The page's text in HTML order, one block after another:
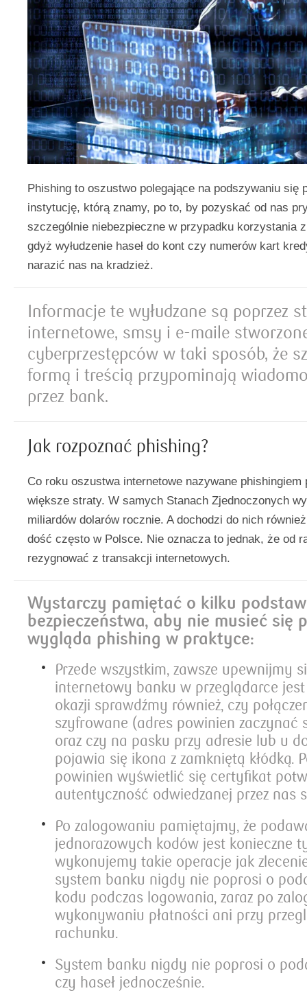
Phishing to oszustwo polegające na podszywaniu się
instytucję, którą znamy, po to, by pozyskać od nas
szczególnie niebezpieczne w przypadku korzystania
gdyż wyłudzenie haseł do kont czy numerów kart
narazić nas na kradzież.
Informacje te wyłudzane są poprzez
internetowe, smsy i e-maile
cyberprzestępców w taki sposób, że
formą i treścią przypominają
przez bank.
Jak rozpoznać phishing?
Co roku oszustwa internetowe nazywane
większe straty. W samych Stanach Zjednoczonych
miliardów dolarów rocznie. A dochodzi do nich
dość często w Polsce. Nie oznacza to jednak, że od
rezygnować z transakcji internetowych.
Wystarczy pamiętać o kilku
bezpieczeństwa, aby nie musieć się
wygląda phishing w praktyce:
Przede wszystkim, zawsze upewnijmy
internetowy banku w przeglądarce
okazji sprawdźmy również, czy
szyfrowane (adres powinien
oraz czy na pasku przy adresie lub u
pojawia się ikona z zamkniętą kłódką.
powinien wyświetlić się certyfikat
autentyczność odwiedzanej przez nas
Po zalogowaniu pamiętajmy, że
jednorazowych kodów jest konieczne
wykonujemy takie operacje jak
system banku nigdy nie poprosi o
kodu podczas logowania, zaraz po
wykonywaniu płatności ani przy
rachunku.
System banku nigdy nie poprosi o
czy haseł jednocześnie.